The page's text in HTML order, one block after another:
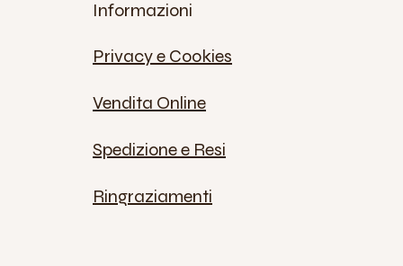
Informazioni
Privacy e Cookies
Vendita Online
Spedizione e Resi
Ringraziamenti